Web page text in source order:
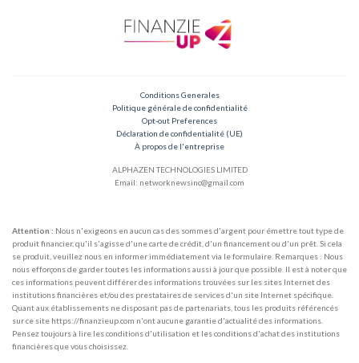
Conditions Generales
Politique générale de confidentialité
Opt-out Preferences
Déclaration de confidentialité (UE)
À propos de l'entreprise
ALPHAZEN TECHNOLOGIES LIMITED
Email: networknewsinc@gmail.com
Attention : Nous n'exigeons en aucun cas des sommes d'argent pour émettre tout type de
produit financier, qu'il s'agisse d'une carte de crédit, d'un financement ou d'un prêt. Si cela
se produit, veuillez nous en informer immédiatement via le formulaire. Remarques : Nous
nous efforçons de garder toutes les informations aussi à jour que possible. Il est à noter que
ces informations peuvent différer des informations trouvées sur les sites Internet des
institutions financières et/ou des prestataires de services d'un site Internet spécifique.
Quant aux établissements ne disposant pas de partenariats, tous les produits référencés
sur ce site https://finanzieup.com n'ont aucune garantie d'actualité des informations.
Pensez toujours à lire les conditions d'utilisation et les conditions d'achat des institutions
financières que vous choisissez.